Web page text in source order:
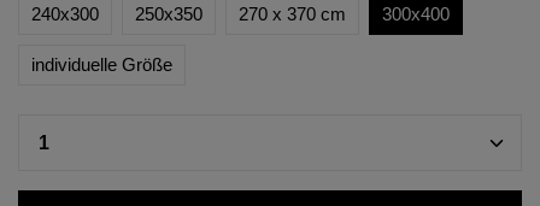
240x300 250x350 270 x 370 cm 300x400
individuelle Größe